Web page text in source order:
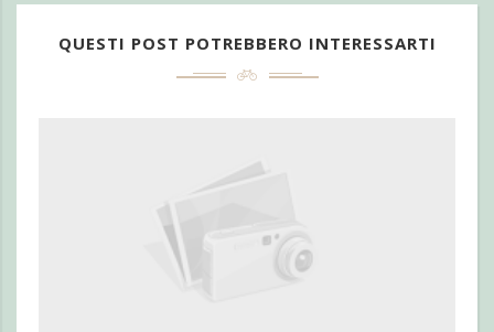
QUESTI POST POTREBBERO INTERESSARTI